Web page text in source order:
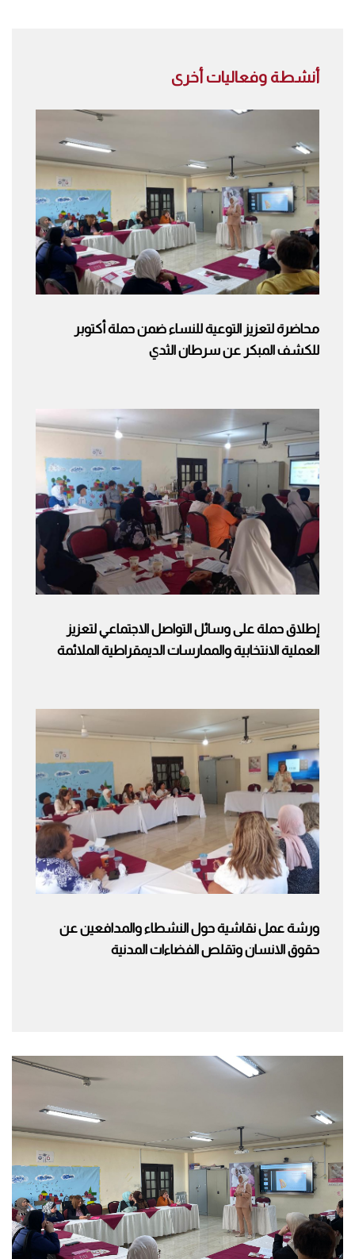
أنشطة وفعاليات أخرى
محاضرة لتعزيز التوعية للنساء ضمن حملة أكتوبر
للكشف المبكر عن سرطان الثدي
إطلاق حملة على وسائل التواصل الاجتماعي لتعزيز
العملية الانتخابية والممارسات الديمقراطية الملائمة
ورشة عمل نقاشية حول النشطاء والمدافعين عن
حقوق الانسان وتقلص الفضاءات المدنية